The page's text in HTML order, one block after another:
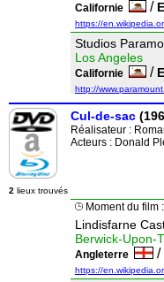
Californie /
https://
Studios
Los Angeles
Californie /
http://
Cul-de-sac
Réalisateur :
Acteurs : Donald
2 lieux trouvés
Moment du film :
Lindisfarne
Berwick-Upon-
Angleterre /
https://